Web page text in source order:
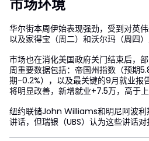
市场环境
华尔街本周伊始表现强劲，受到对英
以及家得宝（周二）和沃尔玛（周四）
市场也在消化美国政府关门结束后，
周重要数据包括：帝国州指数（预期
期-0.2%），以及最关键的9月就业报
将明显改善，新增就业+7.5万，高于上
纽约联储John Williams和明尼阿波
讲话，但瑞银（UBS）认为这些讲话对